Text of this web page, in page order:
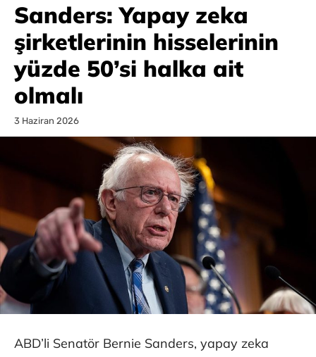
Sanders: Yapay zeka
şirketlerinin hisselerinin
yüzde 50’si halka ait
olmalı
3 Haziran 2026
ABD’li Senatör Bernie Sanders, yapay zeka